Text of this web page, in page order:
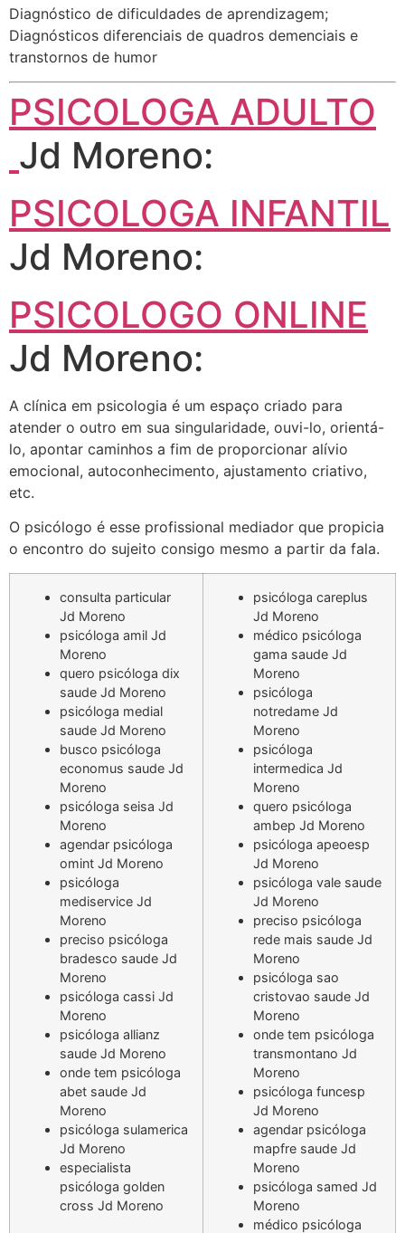
Diagnóstico de dificuldades de aprendizagem;
Diagnósticos diferenciais de quadros demenciais e
transtornos de humor
PSICOLOGA ADULTO
Jd Moreno:
PSICOLOGA INFANTIL
Jd Moreno:
PSICOLOGO ONLINE
Jd Moreno:
A clínica em psicologia é um espaço criado para
atender o outro em sua singularidade, ouvi-lo, orientá-
lo, apontar caminhos a fim de proporcionar alívio
emocional, autoconhecimento, ajustamento criativo,
etc.
O psicólogo é esse profissional mediador que propicia
o encontro do sujeito consigo mesmo a partir da fala.
consulta particular
Jd Moreno
psicóloga amil Jd
Moreno
quero psicóloga dix
saude Jd Moreno
psicóloga medial
saude Jd Moreno
busco psicóloga
economus saude Jd
Moreno
psicóloga seisa Jd
Moreno
agendar psicóloga
omint Jd Moreno
psicóloga
mediservice Jd
Moreno
preciso psicóloga
bradesco saude Jd
Moreno
psicóloga cassi Jd
Moreno
psicóloga allianz
saude Jd Moreno
onde tem psicóloga
abet saude Jd
Moreno
psicóloga sulamerica
Jd Moreno
especialista
psicóloga golden
cross Jd Moreno
psicóloga careplus
Jd Moreno
médico psicóloga
gama saude Jd
Moreno
psicóloga
notredame Jd
Moreno
psicóloga
intermedica Jd
Moreno
quero psicóloga
ambep Jd Moreno
psicóloga apeoesp
Jd Moreno
psicóloga vale saude
Jd Moreno
preciso psicóloga
rede mais saude Jd
Moreno
psicóloga sao
cristovao saude Jd
Moreno
onde tem psicóloga
transmontano Jd
Moreno
psicóloga funcesp
Jd Moreno
agendar psicóloga
mapfre saude Jd
Moreno
psicóloga samed Jd
Moreno
médico psicóloga